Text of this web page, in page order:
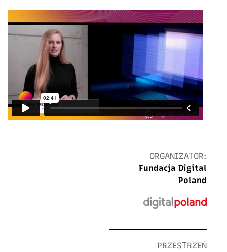
ORGANIZATOR:
Fundacja Digital
Poland
PRZESTRZEŃ